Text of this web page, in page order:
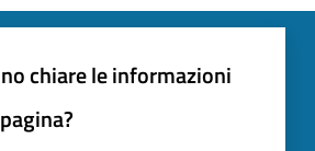
chiare le informazioni